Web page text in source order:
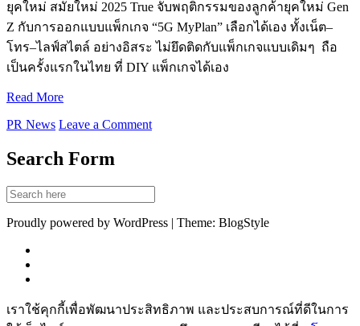
ยุคใหม่ สมัยใหม่ 2025 True จับพฤติกรรมของลูกค้ายุคใหม่ Gen
Z กับการออกแบบแพ็กเกจ “5G MyPlan” เลือกได้เอง ทั้งเน็ต–
โทร–ไลฟ์สไตล์ อย่างอิสระ ไม่ยึดติดกับแพ็กเกจแบบเดิมๆ ถือ
เป็นครั้งแรกในไทย ที่ DIY แพ็กเกจได้เอง
Read More
PR News Leave a Comment
Search Form
Proudly powered by WordPress | Theme: BlogStyle
เราใช้คุกกี้เพื่อพัฒนาประสิทธิภาพ และประสบการณ์ที่ดีในการ